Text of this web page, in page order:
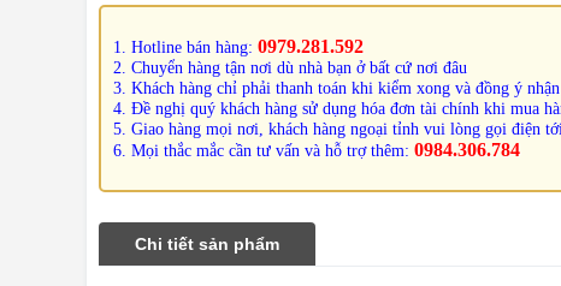
1. Hotline bán hàng: 0979.281.592
2. Chuyển hàng tận nơi dù nhà bạn ở bất cứ nơi đâu
3. Khách hàng chỉ phải thanh toán khi kiểm xong và đồng ý
4. Đề nghị quý khách hàng sử dụng hóa đơn tài chính khi mua
5. Giao hàng mọi nơi, khách hàng ngoại tỉnh vui lòng gọi điện
6. Mọi thắc mắc cần tư vấn và hỗ trợ thêm: 0984.306.784
Chi tiết sản phẩm